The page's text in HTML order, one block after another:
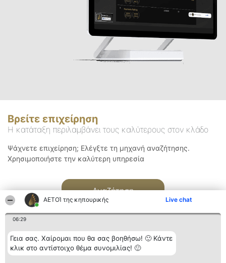
ΑΕΤΟΊ της κηπουρικής Live chat
06:29
Γεια σας. Χαίρομαι που θα σας βοηθήσω! 🙂 Κάντε
κλικ στο αντίστοιχο θέμα συνομιλίας! 🙂
Βρείτε επιχείρηση
Η κατάταξη περιλαμβάνει τους καλύτερους στον κλάδο
Ψάχνετε επιχείρηση; Ελέγξτε τη μηχανή αναζήτησης.
Χρησιμοποιήστε την καλύτερη υπηρεσία
Αναζήτηση